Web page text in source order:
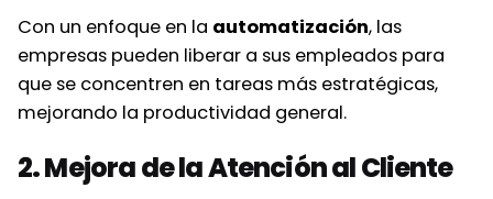
Con un enfoque en la automatización, las
empresas pueden liberar a sus empleados para
que se concentren en tareas más estratégicas,
mejorando la productividad general.
2. Mejora de la Atención al Cliente